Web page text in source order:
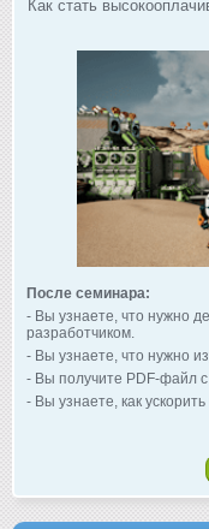
Как стать
После семинара:
- Вы узнаете, что нужно
разработчиком.
- Вы узнаете, что нужно
- Вы получите PDF-файл
- Вы узнаете, как